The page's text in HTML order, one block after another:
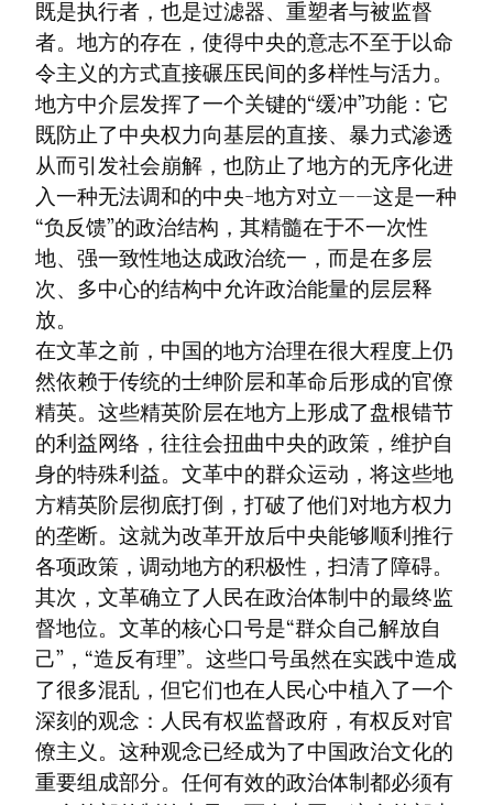
既是执行者，也是过滤器、重塑者与被监督
者。地方的存在，使得中央的意志不至于以命
令主义的方式直接碾压民间的多样性与活力。
地方中介层发挥了一个关键的“缓冲”功能：它
既防止了中央权力向基层的直接、暴力式渗透
从而引发社会崩解，也防止了地方的无序化进
入一种无法调和的中央-地方对立——这是一种
“负反馈”的政治结构，其精髓在于不一次性
地、强一致性地达成政治统一，而是在多层
次、多中心的结构中允许政治能量的层层释
放。
在文革之前，中国的地方治理在很大程度上仍
然依赖于传统的士绅阶层和革命后形成的官僚
精英。这些精英阶层在地方上形成了盘根错节
的利益网络，往往会扭曲中央的政策，维护自
身的特殊利益。文革中的群众运动，将这些地
方精英阶层彻底打倒，打破了他们对地方权力
的垄断。这就为改革开放后中央能够顺利推行
各项政策，调动地方的积极性，扫清了障碍。
其次，文革确立了人民在政治体制中的最终监
督地位。文革的核心口号是“群众自己解放自
己”，“造反有理”。这些口号虽然在实践中造成
了很多混乱，但它们也在人民心中植入了一个
深刻的观念：人民有权监督政府，有权反对官
僚主义。这种观念已经成为了中国政治文化的
重要组成部分。任何有效的政治体制都必须有